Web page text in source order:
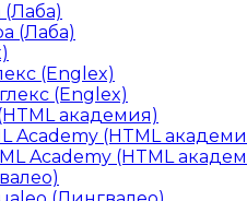
(Лаба)
(Лаба)
(Englex)
(Englex)
академия)
Academy (HTML
Academy (HTML